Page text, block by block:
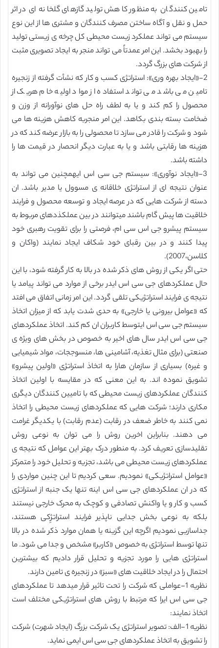
تامین کنندگان به منظور کاهش تولید گازهای گلخانه ای در اثر
حمل و نقل و آگاه ساختن مصرف کنندگان و مشتری ها از این نوع
سیستم می تواند عملکرد زیست محیطی کل چرخه ی زیستی تولید
را بهبود بخشد. این امر عمدتاً می تواند منجر به ایجاد تصویری مثبت
از شرکت های بزرگ گردد.
2-«ایجاد بهره وری»: استراتژی کسب و کار که نشأت گرفته از زنجیره
تامین می باشد می تواند استفاده از مواد اولیه خام هریک از
محصول را کم کند و یا به لطف راه حل های نوآورانه از وزن و
ضخامت بسته بندی بکاهد. این امر منجربه کاهش هزینه ها می
شود و شرکت را قادر می سازد تا محصولی را به بازار عرضه کند که در
هزینه ها رقابتی باشد و یا به عبارت دیگر انحصار در قیمت ها را
داشته باشد.
3-«ایجاد نوآوری»: سیستم جی سی اس ایهمچنین می تواند به
عنوان نتیجه ای از استراتژی خلاقانه ی مسوول یا مدیر باشد. ان
دسته از شرکت هایی که در عرصه ایجاد و توسعه محصول و فرایند
خلاقیت ها پیش گام باشند میتوانند در بین عملکذدهای مربوط به
سیستم پیشرو جی اس سی ام، فرصتی را برای تقویت رهبری خود
پیدا کنند و در بین رقبای خود شکاف ایجاد نمایند (واکان و
کلاسن،2007).
حتی اگر یکی از روش های ذکر شده در بالا به کار گرفته شود، با این
حال عملکردهای جی سی اس ایدر برخی از موارد می تواند پیامد یا
نتیجه ی فرایند استراتژیکی تلقی گردد. این امر زمانی اتفاق می افتد
که «عوامل بیرونی یا خارجی» به حدی شدت یابد که از میزان اتخاذ
سیستم جی سی اس ایتوسط کاربران ان کم کند. اتخاذ عملکردهای
جی سی اس ایدر سال های اخیر به خصوص در بخش های ویژه ی
صنعتی (برای مثال تغذیه، آشامینی ها، منسوججات، مواد شیمیایی
و غیره) بسیاری از سازمان هارا به اتخاذ استراتژی «اولین پیشرو»
تشویق نموده اند. به این معنی که در مقایسه با اولین اتخاذ
کنندگان عملکردهای زیست محیطی که با تامیین کنندگان دیگری
مکاری دارند؛ شرکت هایی که عملکردهای زیست محیطی را اتخاذ
نمی کنند به خاطر ضعف در رقابت (عدم رقابت) با یکدیگر غرامت
می دهند. بنابراین اخرین روش را می توان به نوعی روش
تقلیدسازی تعریف کرد. به منطور درک بهتر این عوامل که نتیجه ی
عملکردهای زیست محیطی می باشد، تجزیه و تحلیل خود را متمرکز
«عوامل استراتژیکی» نمودیم. سعی کردیم تا این چنین مواردی را
که در ان عملکردهای جی سی اس اینه تنها یک جنبه از استراتژی
کسب و کار و یا واکنش تصادفی و کوچک به محرک خارجی نیستند
بلکه به نوعی بخش جدایی ناپذیر فرایند استراتژِکی هستند،
جداسازیی نمودیم اگرچه این گزینه یا همان موارد ذکر شده در بالا
تنها توسط استراتژی به خصوص «کاربر» مشخص و جدا می شود. ما
استراتژی هایی را مورد تجزیه و تحلیل قرار دادیم که بیشترین
احتمال را در ایجاد خلاقیت های «سبز» در زنجیره ی تامین دارند.
نظریه 1-عواملی که شرکت را تحت تاثیر قرار میدهد تا عملکردهای
جی سی اس ایرا که مرتبط با روش های استراتژیکی مختلف است
اتخاذ نمایند:
نظریه 1-الف: تصویر استراتژی یک شرکت بزرگ (ایجاد شهرت) شرکت
را تشویق به اتخاذ عملکردهای جی سی اس ایمی نماید.